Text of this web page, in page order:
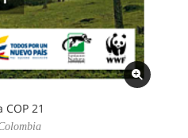
COP 21